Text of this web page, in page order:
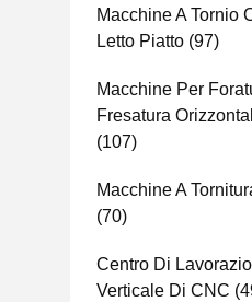
Macchine A Tornio
Letto Piatto (97)
Macchine Per
Fresatura
(107)
Macchine A
(70)
Centro Di
Verticale Di CNC